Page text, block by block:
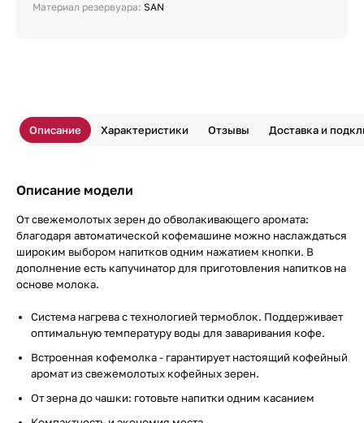
Материал резервуара: SAN
Описание Характеристики Отзывы Доставка и
Описание модели
От свежемолотых зерен до обволакивающего аромата:
благодаря автоматической кофемашине можно наслаждаться
широким выбором напитков одним нажатием кнопки. В
дополнение есть капучинатор для приготовления напитков на
основе молока.
Система нагрева с технологией термоблок. Поддерживает
оптимальную температуру воды для заваривания кофе.
Встроенная кофемолка - гарантирует настоящий кофейный
аромат из свежемолотых кофейных зерен.
От зерна до чашки: готовьте напитки одним касанием